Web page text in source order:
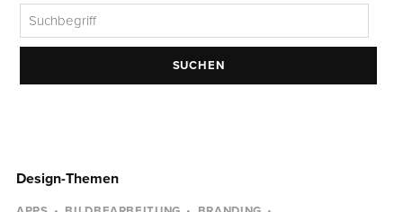
SUCHEN
Design-Themen